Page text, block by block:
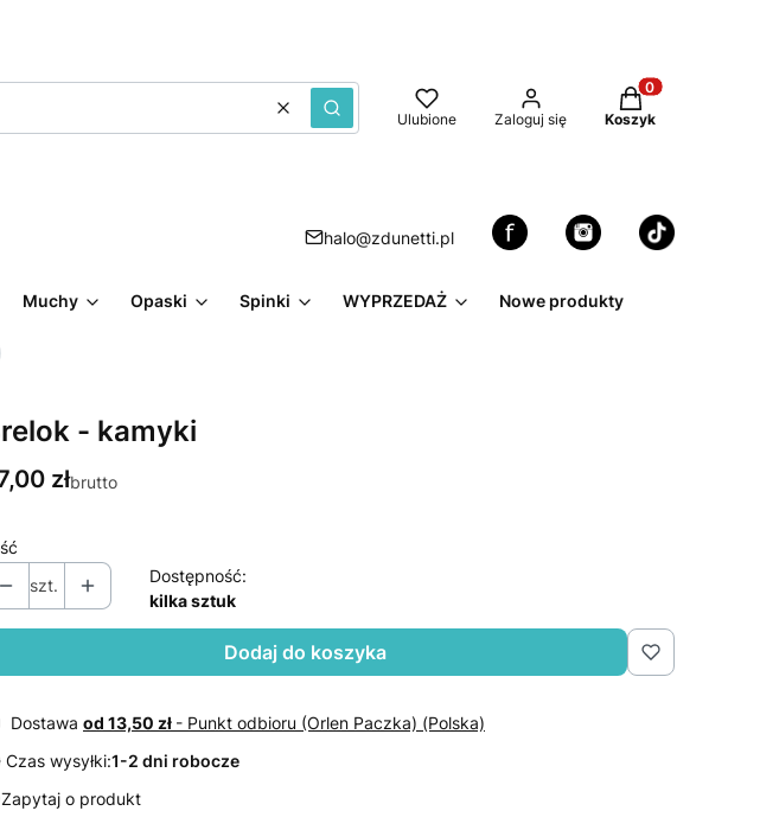
WyczyśćSzukaj Ulubione Zaloguj się
Produkty w
Koszyk
halo@zdunetti.pl
Muchy Opaski Spinki WYPRZEDAŻ Nowe produkty
- kamyki
złbrutto
szt.
Dostępność:
kilka sztuk
Dodaj do koszyka
Dostawa od 13,50 zł - Punkt odbioru (Orlen Paczka) (Polska)
Czas wysyłki:1-2 dni robocze
Zapytaj o produkt